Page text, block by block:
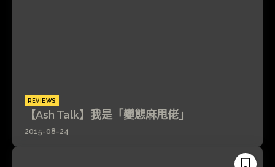
REVIEWS
【Ash Talk】我是「變態麻甩佬」
2015-08-24